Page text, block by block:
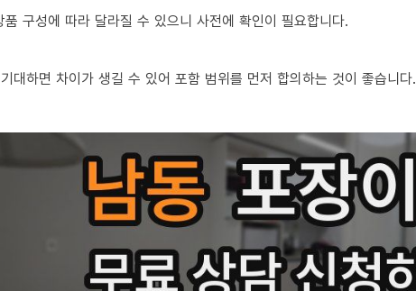
구성에 따라 달라질 수 있으니 사전에 확인이 필요합니다.
대하면 차이가 생길 수 있어 포함 범위를 먼저 합의하는 것이 좋습니다.